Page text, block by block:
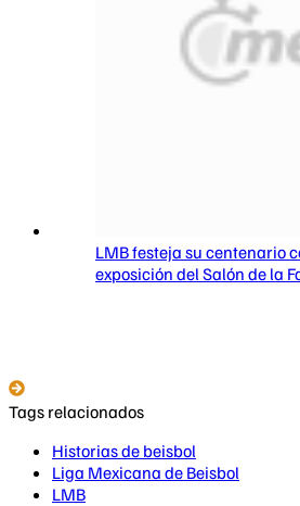
LMB festeja su centenario
exposición del Salón de la
Tags relacionados
Historias de beisbol
Liga Mexicana de Beisbol
LMB